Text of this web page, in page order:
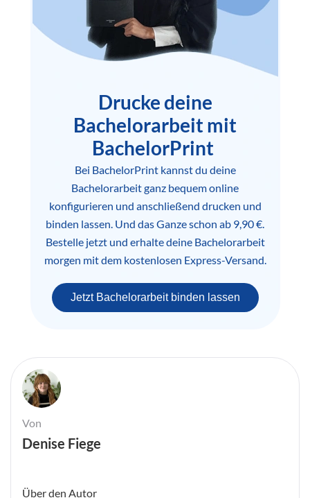
Drucke deine
Bachelorarbeit mit
BachelorPrint
Bei BachelorPrint kannst du deine
Bachelorarbeit ganz bequem online
konfigurieren und anschließend drucken und
binden lassen. Und das Ganze schon ab 9,90 €.
Bestelle jetzt und erhalte deine Bachelorarbeit
morgen mit dem kostenlosen Express-Versand.
Jetzt Bachelorarbeit binden lassen
Von
Denise Fiege
Über den Autor